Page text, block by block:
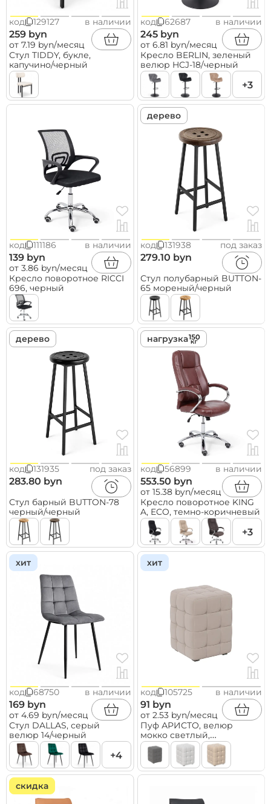
код 129127 в наличии
259 byn
от 7.19 byn/месяц
Стул TIDDY, букле,
капучино/черный
код 62687 в наличии
245 byn
от 6.81 byn/месяц
Кресло BERLIN, зеленый
велюр HCJ-18/черный
+3
код 111186 в наличии
139 byn
от 3.86 byn/месяц
Кресло поворотное RICCI
696, черный
дерево
код 131938 под заказ
279.10 byn
Стул полубарный BUTTON-
65 мореный/черный
дерево
код 131935 под заказ
283.80 byn
Стул барный BUTTON-78
черный/черный
нагрузка
код 56899 в наличии
553.50 byn
от 15.38 byn/месяц
Кресло поворотное KING
A, ECO, темно-коричневый
+3
хит
код 68750 в наличии
169 byn
от 4.69 byn/месяц
Стул DALLAS, серый
велюр 14/черный
+4
хит
код 105725 в наличии
91 byn
от 2.53 byn/месяц
Пуф АРИСТО, велюр
мокко светлый,
300х300х400
скидка